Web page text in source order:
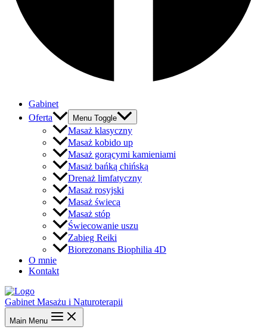
Gabinet
Oferta
Menu Toggle
Masaż klasyczny
Masaż kobido up
Masaż gorącymi kamieniami
Masaż bańką chińską
Drenaż limfatyczny
Masaż rosyjski
Masaż świecą
Masaż stóp
Świecowanie uszu
Zabieg Reiki
Biorezonans Biophilia 4D
O mnie
Kontakt
Gabinet Masażu i Naturoterapii
Main Menu